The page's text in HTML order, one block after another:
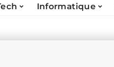
Informatique